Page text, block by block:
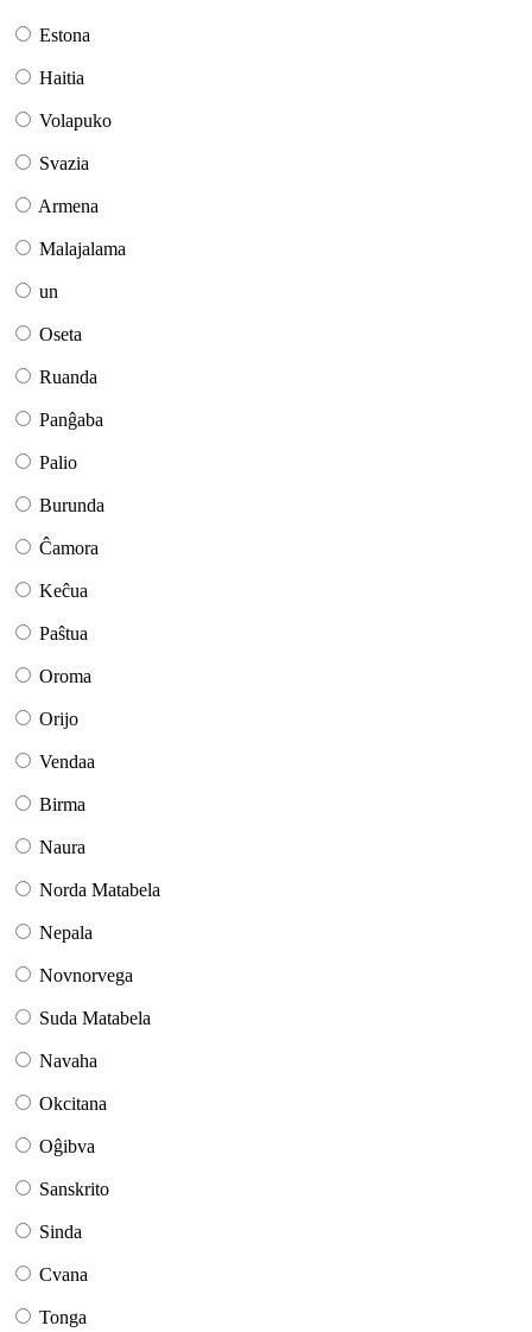
Estona
Haitia
Volapuko
Svazia
Armena
Malajalama
un
Oseta
Ruanda
Panĝaba
Palio
Burunda
Ĉamora
Keĉua
Paŝtua
Oroma
Orijo
Vendaa
Birma
Naura
Norda Matabela
Nepala
Novnorvega
Suda Matabela
Navaha
Okcitana
Oĝibva
Sanskrito
Sinda
Cvana
Tonga